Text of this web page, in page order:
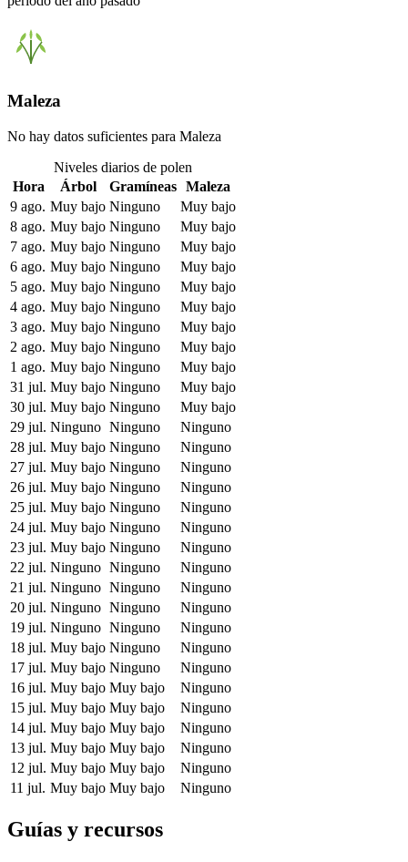
Maleza
No hay datos suficientes para Maleza
Niveles diarios de polen
Hora
Árbol Gramíneas Maleza
9 ago. Muy bajo Ninguno
Muy bajo
8 ago. Muy bajo Ninguno
Muy bajo
7 ago. Muy bajo Ninguno
Muy bajo
6 ago. Muy bajo Ninguno
Muy bajo
5 ago. Muy bajo Ninguno
Muy bajo
4 ago. Muy bajo Ninguno
Muy bajo
3 ago. Muy bajo Ninguno
Muy bajo
2 ago. Muy bajo Ninguno
Muy bajo
1 ago. Muy bajo Ninguno
Muy bajo
31 jul. Muy bajo Ninguno
Muy bajo
30 jul. Muy bajo Ninguno
Muy bajo
29 jul. Ninguno Ninguno
Ninguno
28 jul. Muy bajo Ninguno
Ninguno
27 jul. Muy bajo Ninguno
Ninguno
26 jul. Muy bajo Ninguno
Ninguno
25 jul. Muy bajo Ninguno
Ninguno
24 jul. Muy bajo Ninguno
Ninguno
23 jul. Muy bajo Ninguno
Ninguno
22 jul. Ninguno Ninguno
Ninguno
21 jul. Ninguno Ninguno
Ninguno
20 jul. Ninguno Ninguno
Ninguno
19 jul. Ninguno Ninguno
Ninguno
18 jul. Muy bajo Ninguno
Ninguno
17 jul. Muy bajo Ninguno
Ninguno
16 jul. Muy bajo Muy bajo
Ninguno
15 jul. Muy bajo Muy bajo
Ninguno
14 jul. Muy bajo Muy bajo
Ninguno
13 jul. Muy bajo Muy bajo
Ninguno
12 jul. Muy bajo Muy bajo
Ninguno
11 jul. Muy bajo Muy bajo Ninguno
Guías y recursos